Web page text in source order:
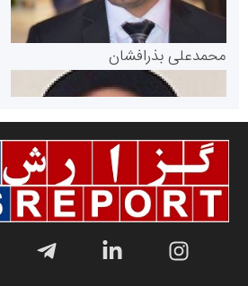
پایگاه خبری گفتمان یزد
سازمان صنعت،معدن و تجارت
محمدعلی بذرافشان